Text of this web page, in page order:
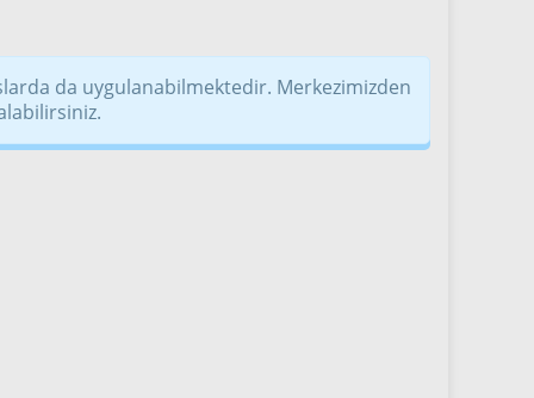
da uygulanabilmektedir. Merkezimizden